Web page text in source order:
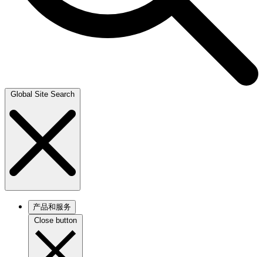
Global Site Search
产品和服务
Close button